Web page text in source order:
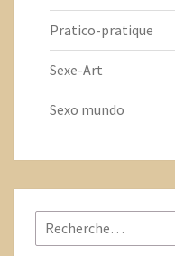
Pratico-pratique
Sexe-Art
Sexo mundo
Rechercher
: